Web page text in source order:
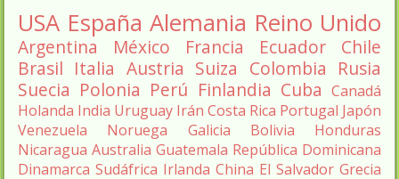
USA España Alemania Reino Unido
Argentina México Francia Ecuador
Chile
Brasil Italia Austria Suiza Colombia Rusia
Suecia Polonia Perú Finlandia Cuba Canadá
Holanda India Uruguay Irán Costa Rica Portugal Japón
Venezuela
Noruega Galicia Bolivia
Honduras
Nicaragua Australia Guatemala República Dominicana
Dinamarca Sudáfrica Irlanda China El Salvador Grecia